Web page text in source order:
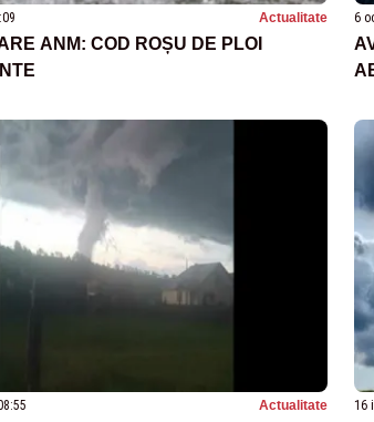
Actualitate
ANM: COD ROȘU DE PLOI
6
Actualitate 16